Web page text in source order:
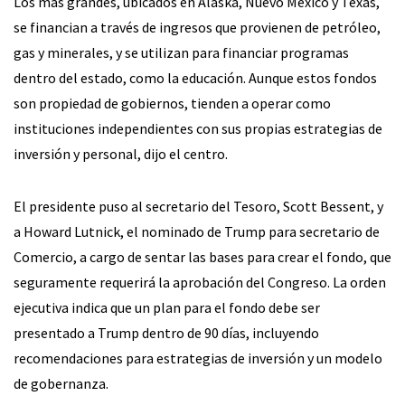
se financian a través de ingresos que provienen de petróleo,
gas y minerales, y se utilizan para financiar programas
dentro del estado, como la educación. Aunque estos fondos
son propiedad de gobiernos, tienden a operar como
instituciones independientes con sus propias estrategias de
inversión y personal, dijo el centro.
El presidente puso al secretario del Tesoro, Scott Bessent, y
a Howard Lutnick, el nominado de Trump para secretario de
Comercio, a cargo de sentar las bases para crear el fondo, que
seguramente requerirá la aprobación del Congreso. La orden
ejecutiva indica que un plan para el fondo debe ser
presentado a Trump dentro de 90 días, incluyendo
recomendaciones para estrategias de inversión y un modelo
de gobernanza.